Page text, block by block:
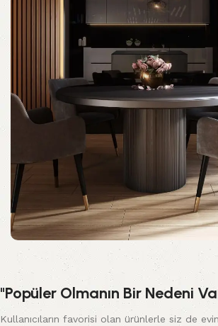
"Popüler Olmanın Bir Nedeni
Kullanıcıların favorisi olan ürünlerle siz de